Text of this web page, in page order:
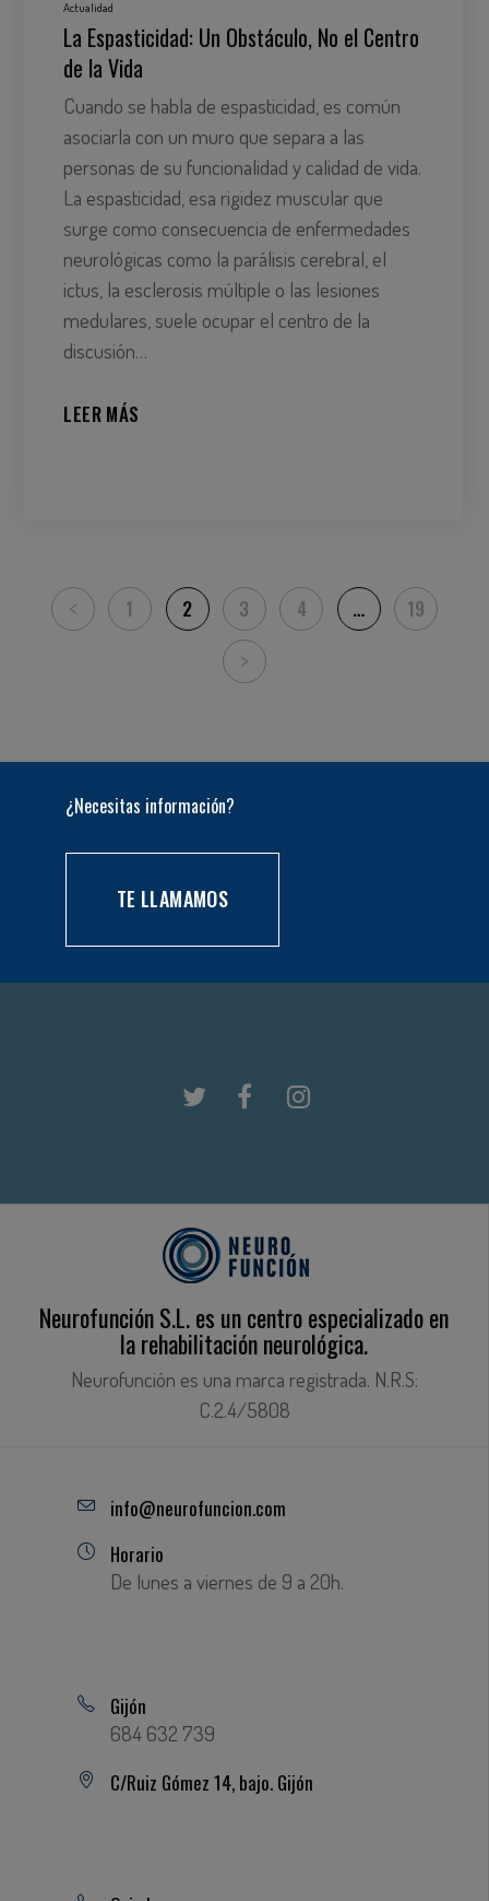
Actualidad
La Espasticidad: Un Obstáculo, No el Centro
de la Vida
Cuando se habla de espasticidad, es común
asociarla con un muro que separa a las
personas de su funcionalidad y calidad de vida.
La espasticidad, esa rigidez muscular que
surge como consecuencia de enfermedades
neurológicas como la parálisis cerebral, el
ictus, la esclerosis múltiple o las lesiones
medulares, suele ocupar el centro de la
discusión…
LEER MÁS
1 2 3 4 … 19
¿Necesitas información?
TE LLAMAMOS
Neurofunción S.L. es un centro especializado en
la rehabilitación neurológica.
Neurofunción es una marca registrada. N.R.S:
C.2.4/5808
info@neurofuncion.com
Horario
De lunes a viernes de 9 a 20h.
Gijón
684 632 739
C/Ruiz Gómez 14, bajo. Gijón